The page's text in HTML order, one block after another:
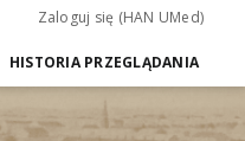
Zaloguj się (HAN UMed)
HISTORIA PRZEGLĄDANIA